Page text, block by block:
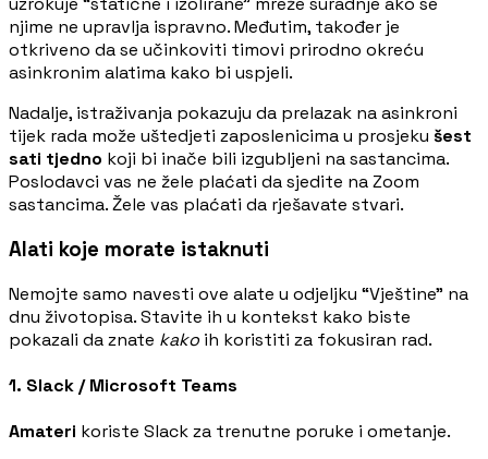
njime ne upravlja ispravno. Međutim, također je
otkriveno da se učinkoviti timovi prirodno okreću
asinkronim alatima kako bi uspjeli.
Nadalje, istraživanja pokazuju da prelazak na asinkroni
tijek rada može uštedjeti zaposlenicima u prosjeku šest
sati tjedno koji bi inače bili izgubljeni na sastancima.
Poslodavci vas ne žele plaćati da sjedite na Zoom
sastancima. Žele vas plaćati da rješavate stvari.
Alati koje morate istaknuti
Nemojte samo navesti ove alate u odjeljku “Vještine” na
dnu životopisa. Stavite ih u kontekst kako biste
pokazali da znate kako ih koristiti za fokusiran rad.
1. Slack / Microsoft Teams
Amateri koriste Slack za trenutne poruke i ometanje.